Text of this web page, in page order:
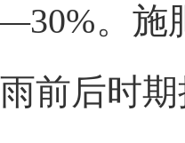
。施
前后时